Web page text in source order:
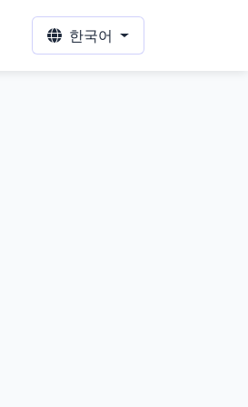
한국어